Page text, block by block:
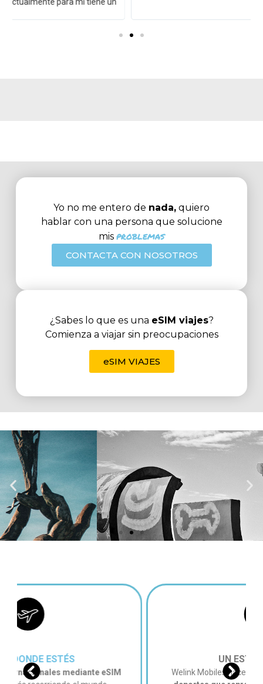
Yo no me entero de nada, quiero
hablar con una persona que solucione
mis problemas
CONTACTA CON NOSOTROS
¿Sabes lo que es una eSIM viajes?
Comienza a viajar sin preocupaciones
eSIM VIAJES
PERMANENCIA
es que te puedes ir cuando te de
Welink Mobiles nace ligada al
surf, el skate y los